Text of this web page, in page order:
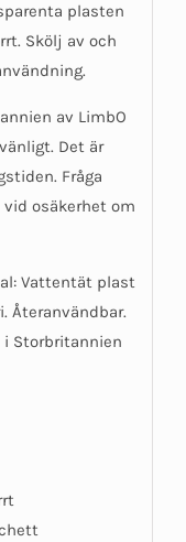
plasten
Skölj av och
av LimbO
Det är
Fråga
osäkerhet om
Vattentät plast
Återanvändbar.
i Storbritannien